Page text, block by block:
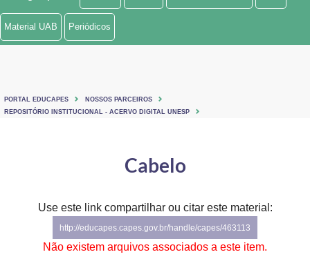
Ministério de Minas e Energia
Ministério do Turismo
Material UAB Periódicos
PORTAL EDUCAPES
NOSSOS PARCEIROS
REPOSITÓRIO INSTITUCIONAL - ACERVO DIGITAL UNESP
Cabelo
Use este link compartilhar ou citar este material:
http://educapes.capes.gov.br/handle/capes/463113
Não existem arquivos associados a este item.